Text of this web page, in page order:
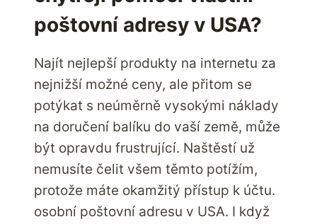
BUY
poštovní adresy v USA?
Najít nejlepší produkty na internetu za
nejnižší možné ceny, ale přitom se
potýkat s neúměrně vysokými náklady
na doručení balíku do vaší země, může
být opravdu frustrující. Naštěstí už
nemusíte čelit všem těmto potížím,
protože máte okamžitý přístup k účtu.
osobní poštovní adresu v USA. I když